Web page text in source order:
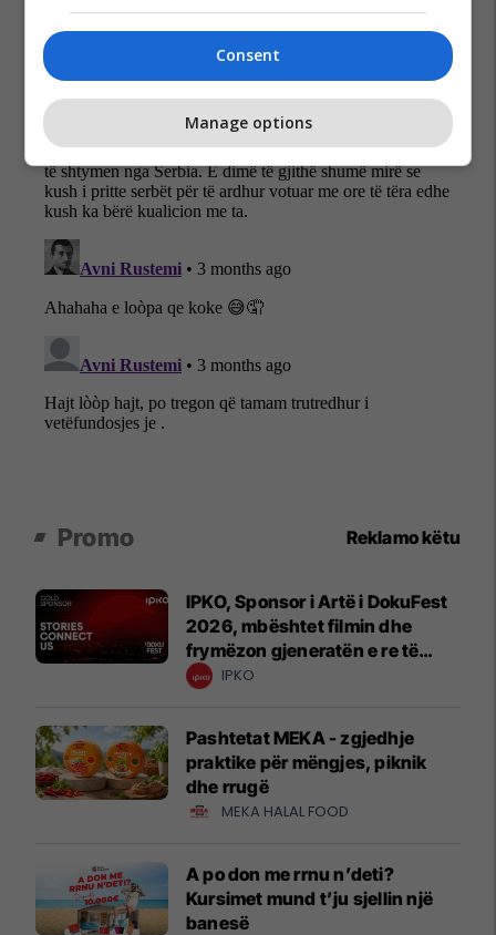
Promo Reklamo këtu
IPKO, Sponsor i Artë i DokuFest
2026, mbështet filmin dhe
frymëzon gjeneratën e re të
krijuesve
IPKO
Pashtetat MEKA - zgjedhje
praktike për mëngjes, piknik
dhe rrugë
MEKA HALAL FOOD
A po don me rrnu n’deti?
Kursimet mund t’ju sjellin një
banesë
Consent
Manage options